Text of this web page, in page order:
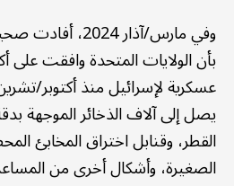
وفي مارس/آذار
عسكرية لإسرائيل منذ أكتوبر/
يصل إلى آلاف الذخائر الموجهة
القطر، وقنابل اختراق المخابئ
الصغيرة، وأشكال أخرى من